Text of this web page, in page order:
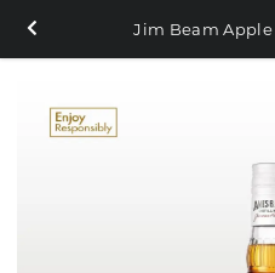
Jim Beam